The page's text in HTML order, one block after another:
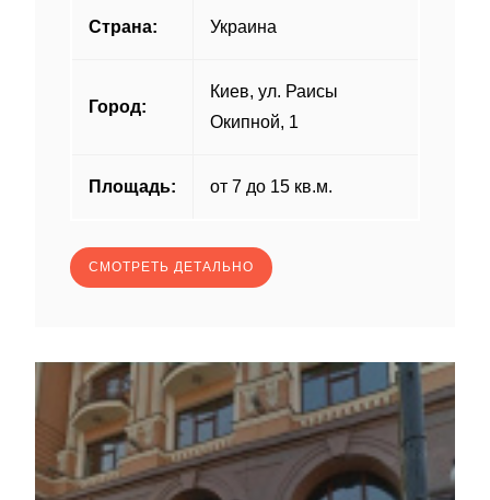
Страна: Украина
Город:
Киев, ул. Раисы
Окипной, 1
Площадь: от 7 до 15 кв.м.
СМОТРЕТЬ ДЕТАЛЬНО